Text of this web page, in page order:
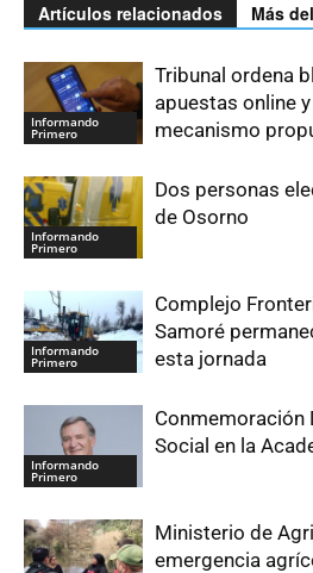
Artículos relacionados Más
Informando
Primero
Tribunal ordena
apuestas online
mecanismo
Informando
Primero
Dos personas
de Osorno
Informando
Primero
Complejo
Samoré
esta jornada
Informando
Primero
Conmemoración
Social en la
Ministerio de
emergencia